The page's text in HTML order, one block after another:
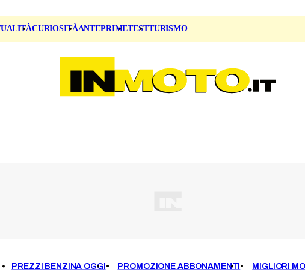
CURIOSITÀANTEPRIMETESTTURISMO
PREZZI BENZINA OGGI PROMOZIONE ABBONAMENTI MIGLIORI